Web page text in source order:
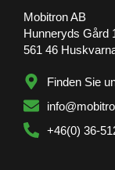
Mobitron AB
Hunneryds Gård
561 46
Finden Sie
+46(0) 36-